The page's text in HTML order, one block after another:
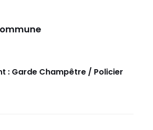
: Garde Champêtre / Policier